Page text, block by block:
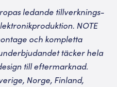
ledande tillverknings-
NOTE
och kompletta
täcker hela
till eftermarknad.
Norge, Finland,